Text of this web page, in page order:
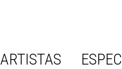
ARTISTAS